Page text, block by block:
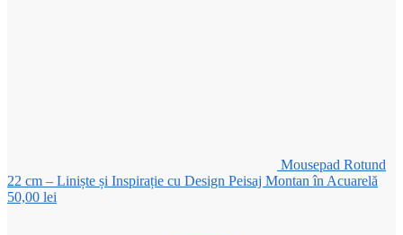
Mousepad Rotund
22 cm – Liniște și Inspirație cu Design Peisaj Montan în Acuarelă
50,00 lei